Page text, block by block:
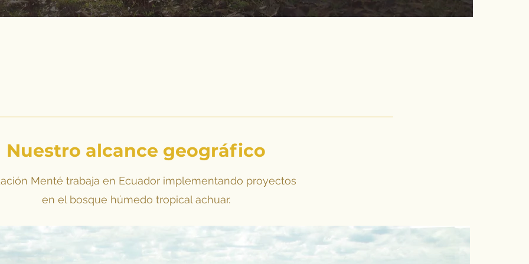
Nuestro alcance geográfico
Menté trabaja en Ecuador implementando proyectos
en el bosque húmedo tropical achuar.